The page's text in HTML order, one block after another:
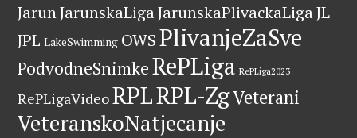
JarunJarunskaLiga JarunskaPlivackaLiga JL
JPL LakeSwimming OWS PlivanjeZaSve
PodvodneSnimkeRePLiga RePLiga2023
RePLigaVideoRPLRPL-ZgVeterani
VeteranskoNatjecanje